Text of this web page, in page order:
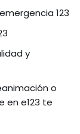
123
y
o
en e123 te